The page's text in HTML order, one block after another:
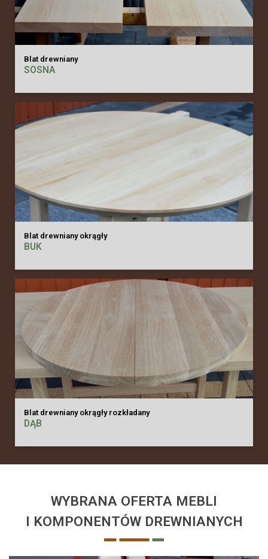
Blat drewniany
SOSNA
Blat drewniany okrągły
BUK
Blat drewniany okrągły rozkładany
DĄB
WYBRANA OFERTA MEBLI
I KOMPONENTÓW DREWNIANYCH